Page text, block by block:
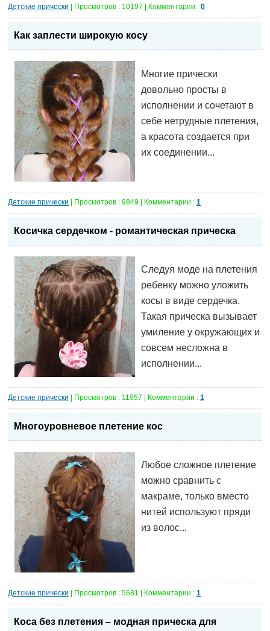
Детские прически | Просмотров : 10197 | Комментарии : 0
Как заплести широкую косу
Многие прически
довольно просты в
исполнении и сочетают в
себе нетрудные плетения,
а красота создается при
их соединении...
Детские прически | Просмотров : 9849 | Комментарии : 1
Косичка сердечком - романтическая прическа
Следуя моде на плетения
ребенку можно уложить
косы в виде сердечка.
Такая прическа вызывает
умиление у окружающих и
совсем несложна в
исполнении...
Детские прически | Просмотров : 11957 | Комментарии : 1
Многоуровневое плетение кос
Любое сложное плетение
можно сравнить с
макраме, только вместо
нитей используют пряди
из волос...
Детские прически | Просмотров : 5681 | Комментарии : 1
Коса без плетения – модная прическа для